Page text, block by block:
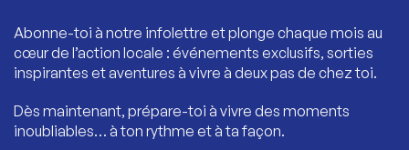
Abonne-toi à notre infolettre et plonge chaque mois au
cœur de l’action locale : événements exclusifs, sorties
inspirantes et aventures à vivre à deux pas de chez toi.
Dès maintenant, prépare-toi à vivre des moments
inoubliables… à ton rythme et à ta façon.